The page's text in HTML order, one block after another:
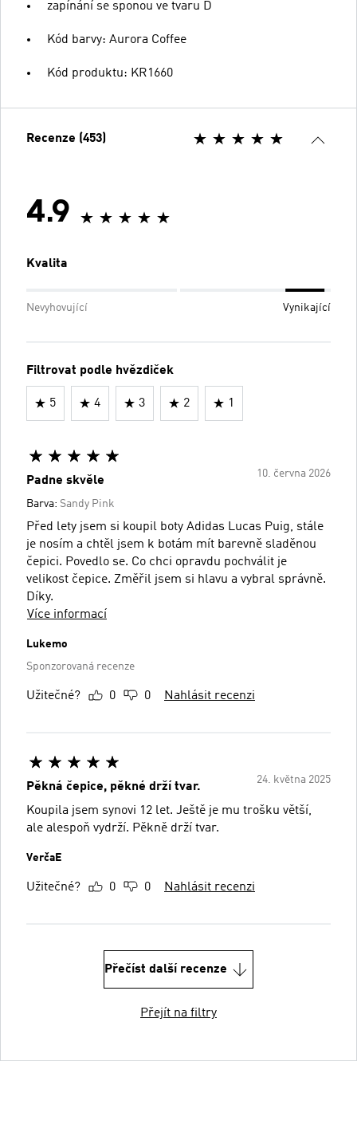
zapínání se sponou ve tvaru D
Kód barvy: Aurora Coffee
Kód produktu: KR1660
Recenze (453)
4.9
Kvalita
Nevyhovující Vynikající
Filtrovat podle hvězdiček
5 4 3 2 1
10. června 2026
Padne skvěle
Barva: Sandy Pink
Před lety jsem si koupil boty Adidas Lucas Puig, stále
je nosím a chtěl jsem k botám mít barevně sladěnou
čepici. Povedlo se. Co chci opravdu pochválit je
velikost čepice. Změřil jsem si hlavu a vybral správně.
Díky.
Více informací
Lukemo
Sponzorovaná recenze
Užitečné? 0 0 Nahlásit recenzi
24. května 2025
Pěkná čepice, pěkné drží tvar.
Koupila jsem synovi 12 let. Ještě je mu trošku větší,
ale alespoň vydrží. Pěkně drží tvar.
VerčaE
Užitečné? 0 0 Nahlásit recenzi
Přečíst další recenze
Přejít na filtry